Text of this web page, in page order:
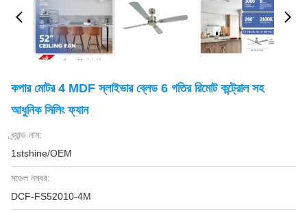
কপার মোটর 4 MDF স্লাইভার ব্লেড 6 গতির রিমোট কন্ট্রোল সহ
আধুনিক সিলিং ফ্যান
ব্র্যান্ড নাম:
1stshine/OEM
মডেল নম্বর:
DCF-FS52010-4M